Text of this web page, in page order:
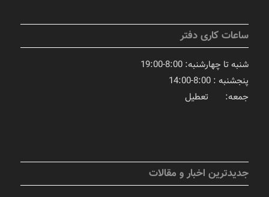
ساعات کاری دفتر
شنبه تا چهارشنبه: 8:00-19:00
پنجشنبه : 8:00-14:00
جمعه: تعطیل
جدیدترین اخبار و مقالات